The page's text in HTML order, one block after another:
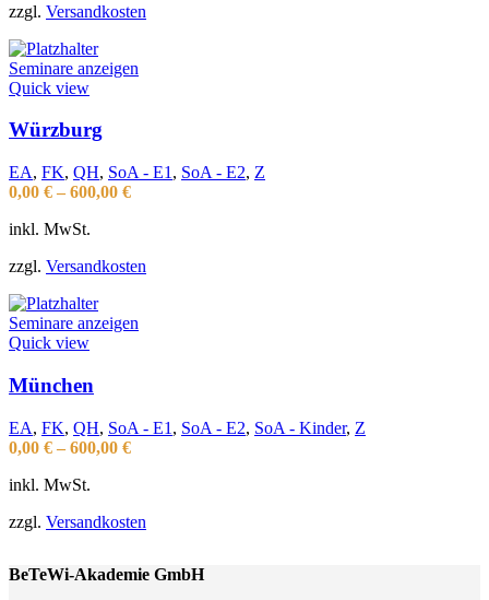
zzgl. Versandkosten
Seminare anzeigen
Quick view
Würzburg
EA, FK, QH, SoA - E1 , SoA - E2, Z
0,00 € – 600,00 €
inkl. MwSt.
zzgl. Versandkosten
Seminare anzeigen
Quick view
München
EA, FK, QH, SoA - E1 , SoA - E2, SoA - Kinder, Z
0,00 € – 600,00 €
inkl. MwSt.
zzgl. Versandkosten
BeTeWi-Akademie GmbH